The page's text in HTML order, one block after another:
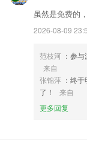
虽然是免费的
2026-08-09
范枝河 ：参
来自
张锦萍 ：终
了！
来自
更多回复